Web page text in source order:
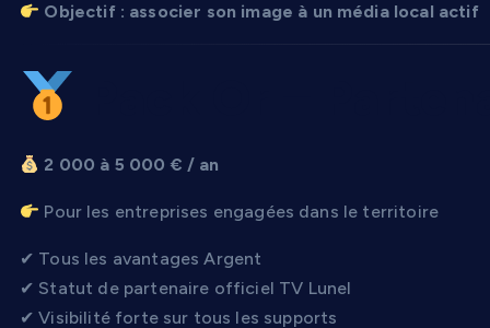
Objectif : associer son image à un média local actif
2 000 à 5 000 € / an
Pour les entreprises engagées dans le territoire
✔ Tous les avantages Argent
✔ Statut de partenaire officiel TV Lunel
✔ Visibilité forte sur tous les supports